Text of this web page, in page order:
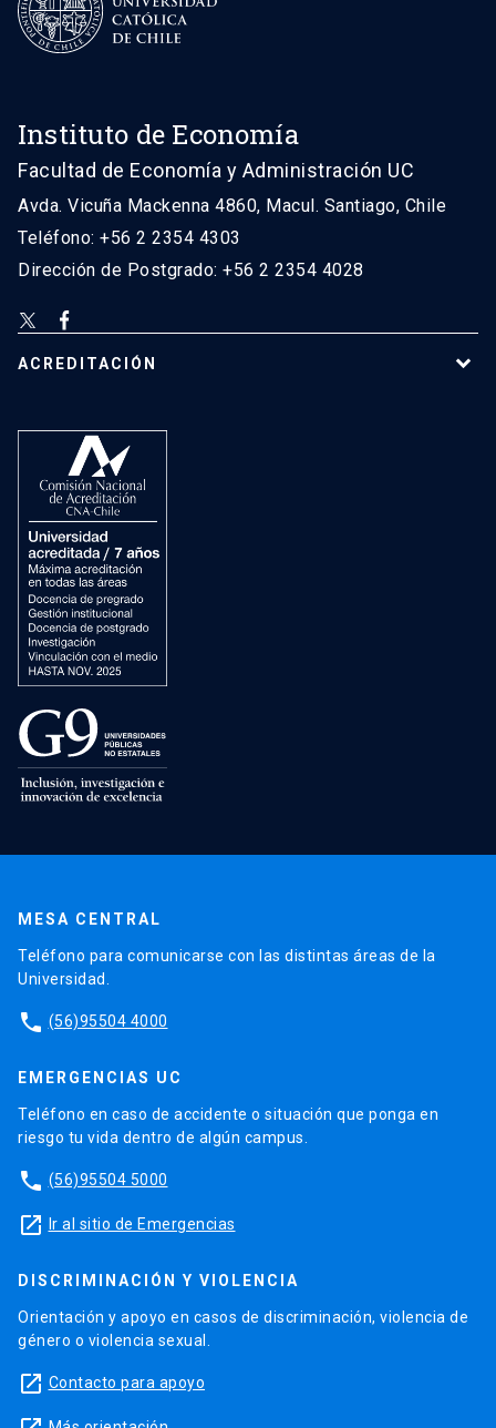
Instituto de Economía
Facultad de Economía y Administración UC
Avda. Vicuña Mackenna 4860, Macul. Santiago, Chile
Teléfono: +56 2 2354 4303
Dirección de Postgrado: +56 2 2354 4028
ACREDITACIÓN
MESA CENTRAL
Teléfono para comunicarse con las distintas áreas de la
Universidad.
phone (56)95504 4000
EMERGENCIAS UC
Teléfono en caso de accidente o situación que ponga en
riesgo tu vida dentro de algún campus.
phone (56)95504 5000
launch Ir al sitio de Emergencias
DISCRIMINACIÓN Y VIOLENCIA
Orientación y apoyo en casos de discriminación, violencia de
género o violencia sexual.
launch Contacto para apoyo